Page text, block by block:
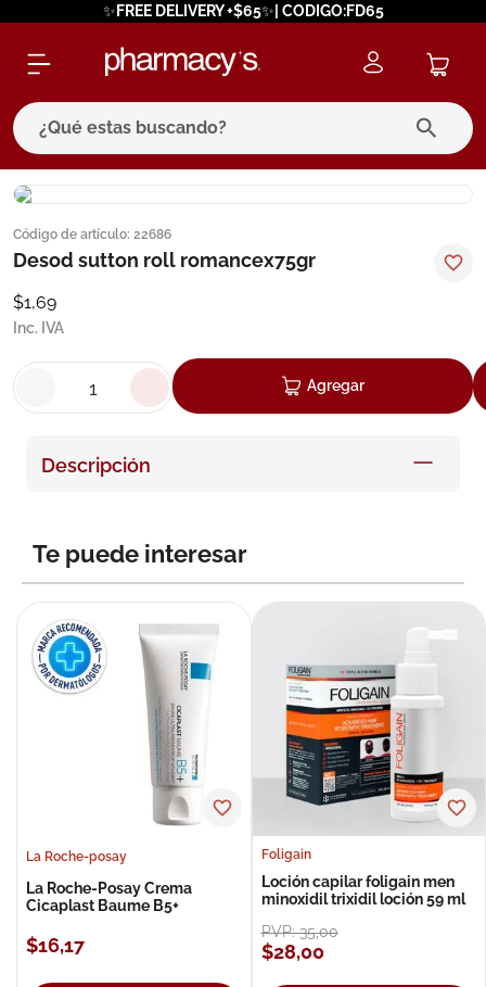
✨FREE DELIVERY +$65✨| CODIGO:FD65
¿Qué estas buscando?
Código de artículo: 22686
Desod sutton roll romancex75gr
$1,69
Inc. IVA
Agregar
Descripción
Te puede interesar
La Roche-posay
La Roche-Posay Crema
Cicaplast Baume B5+
$16,17
Foligain
Loción capilar foligain men
minoxidil trixidil loción 59 ml
PVP:35,00
$28,00
términos más buscados
1. eucerin
3
cerave
7. degraler
10.pañales